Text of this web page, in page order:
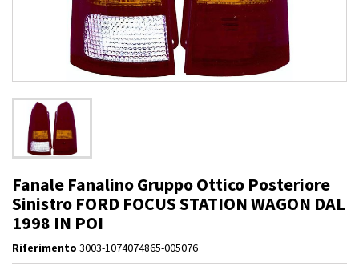
Fanale Fanalino Gruppo Ottico Posteriore
Sinistro FORD FOCUS STATION WAGON DAL
1998 IN POI
Riferimento 3003-1074074865-005076